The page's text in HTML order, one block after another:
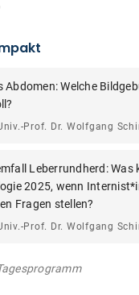
Abdomen: Welche
Prof. Dr. Wolfgang
Leberrundherd: Was
2025, wenn
Fragen stellen?
Prof. Dr. Wolfgang